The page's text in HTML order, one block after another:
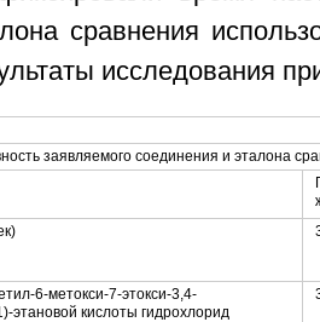
сравнения
исследования
заявляемого соединения и эталона
6-метокси-7-этокси-3,4-
этановой кислоты гидрохлорид